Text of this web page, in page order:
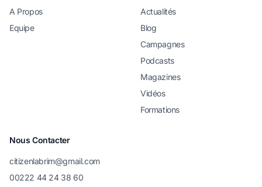
A Propos
Equipe
Actualités
Blog
Campagnes
Podcasts
Magazines
Vidéos
Formations
Nous Contacter
citizenlabrim@gmail.com
00222 44 24 38 60